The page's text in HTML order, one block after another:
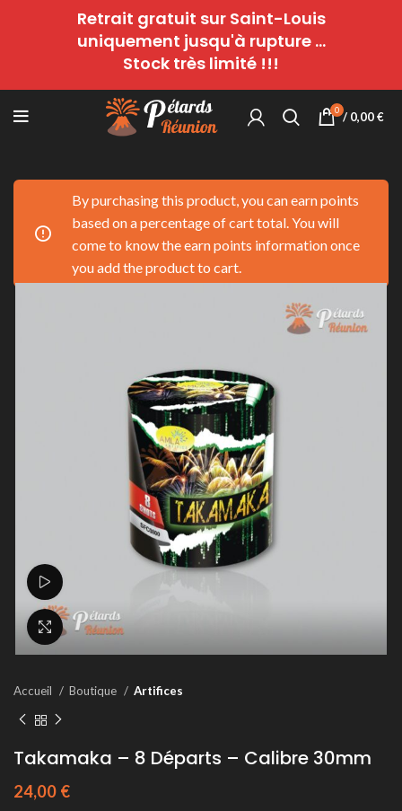
0 / 0,00€
By purchasing this product, you can earn points
based on a percentage of cart total. You will
come to know the earn points information once
you add the product to cart.
Agrandir
Accueil Boutique Artifices
Takamaka – 8 Départs – Calibre 30mm
24,00 €
Retrait gratuit sur Saint-Louis
uniquement jusqu'à rupture ...
Stock très limité !!!